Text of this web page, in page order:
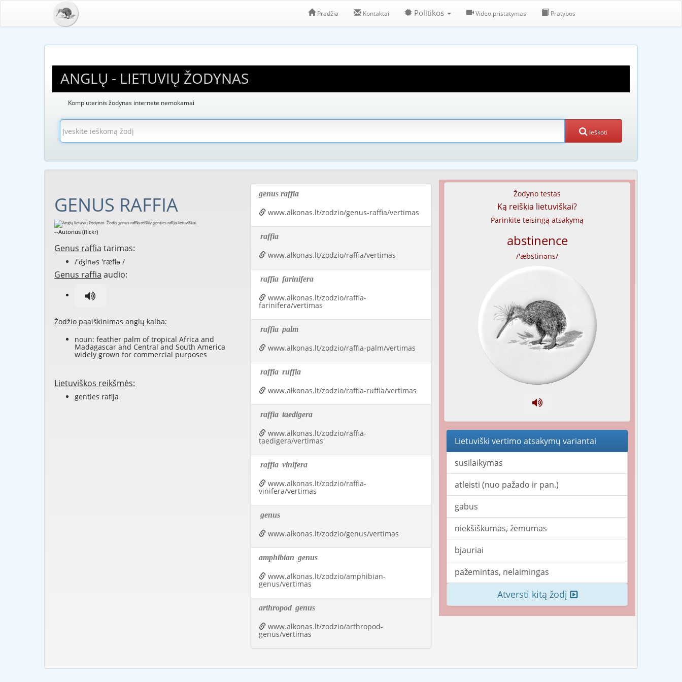
Pradžia Kontaktai Politikos Video pristatymas Pratybos
ANGLŲ - LIETUVIŲ ŽODYNAS
Kompiuterinis žodynas internete nemokamai
Ieškoti
GENUS RAFFIA
--Autorius (flickr)
Genus raffia tarimas:
/'ʤinəs 'ræfiə /
Genus raffia audio:
Žodžio paaiškinimas anglų kalba:
noun: feather palm of tropical Africa and
Madagascar and Central and South America
widely grown for commercial purposes
Lietuviškos reikšmės:
genties rafija
genus raffia
www.alkonas.lt/zodzio/genus-raffia/vertimas
raffia
www.alkonas.lt/zodzio/raffia/vertimas
raffia farinifera
www.alkonas.lt/zodzio/raffia-
farinifera/vertimas
raffia palm
www.alkonas.lt/zodzio/raffia-palm/vertimas
raffia ruffia
www.alkonas.lt/zodzio/raffia-ruffia/vertimas
raffia taedigera
www.alkonas.lt/zodzio/raffia-
taedigera/vertimas
raffia vinifera
www.alkonas.lt/zodzio/raffia-
vinifera/vertimas
genus
www.alkonas.lt/zodzio/genus/vertimas
amphibian genus
www.alkonas.lt/zodzio/amphibian-
genus/vertimas
arthropod genus
www.alkonas.lt/zodzio/arthropod-
genus/vertimas
Žodyno testas
Ką reiškia lietuviškai?
Parinkite teisingą atsakymą
abstinence
/'æbstinəns/
Lietuviški vertimo atsakymų variantai
susilaikymas
atleisti (nuo pažado ir pan.)
gabus
niekšiškumas, žemumas
bjauriai
pažemintas, nelaimingas
Atversti kitą žodį